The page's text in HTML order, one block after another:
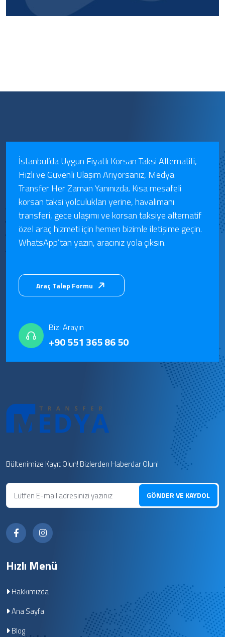
İstanbul’da Uygun Fiyatlı Korsan Taksi Alternatifi,
Hızlı ve Güvenli Ulaşım Arıyorsanız, Medya
Transfer Her Zaman Yanınızda. Kısa mesafeli
korsan taksi yolculukları yerine, havalimanı
transferi, gece ulaşımı ve korsan taksiye alternatif
özel araç hizmeti için hemen bizimle iletişime geçin.
WhatsApp’tan yazın, aracınız yola çıksın.
Araç Talep Formu
Bizi Arayın
+90 551 365 86 50
Bültenimize Kayıt Olun! Bizlerden Haberdar Olun!
GÖNDER VE KAYDOL
Hızlı Menü
Hakkımızda
Ana Sayfa
Blog